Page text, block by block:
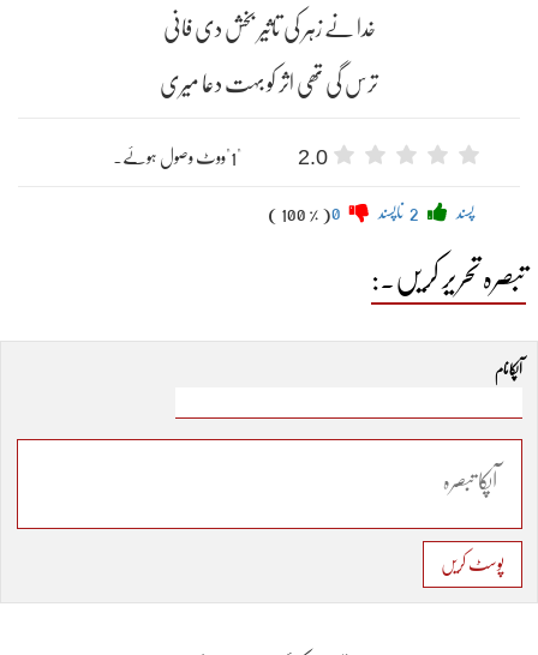
خدا نے زہر کی تاثیر بخش دی فانی
ترس گی تھی اثر کو بہت دعا میری
2.0 "1"ووٹ وصول ہوئے۔
پسند ناپسند ( 100 % )
تبصرہ تحریر کریں۔:
آپکا نام
پوسٹ کریں